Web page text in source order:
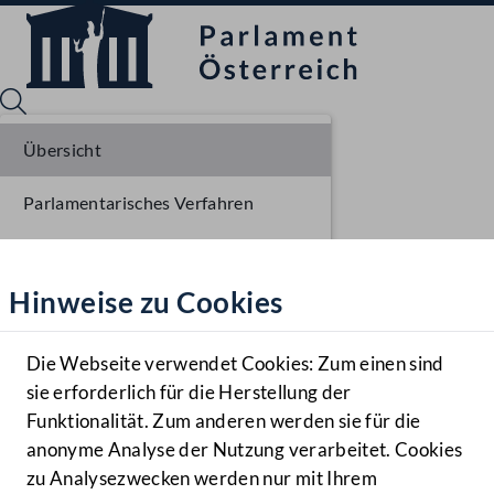
Hilfe
Benutzer
Navigationsmenü öffnen
MENÜ
Hinweise zu Cookies
Die Webseite verwendet Cookies: Zum einen sind
sie erforderlich für die Herstellung der
Funktionalität. Zum anderen werden sie für die
anonyme Analyse der Nutzung verarbeitet. Cookies
zu Analysezwecken werden nur mit Ihrem
Übersicht
Parlamentarisches Verfahren
Ausschussberatungen NR